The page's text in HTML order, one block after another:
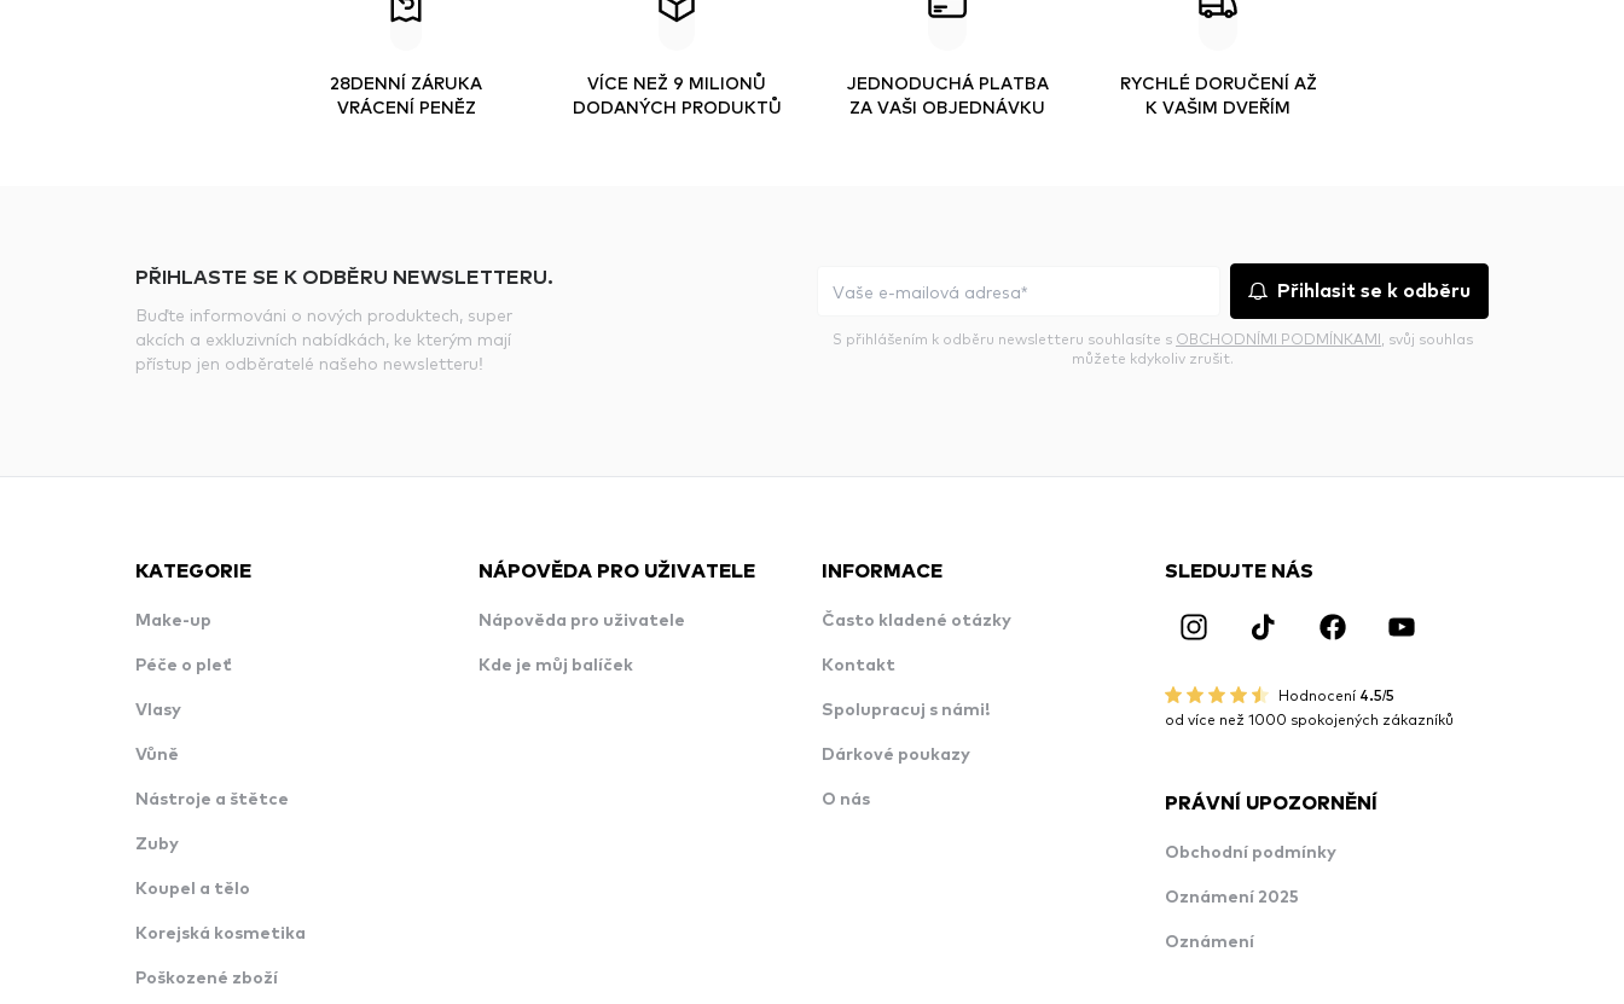
28DENNÍ ZÁRUKA
VRÁCENÍ PENĚZ
VÍCE NEŽ 9 MILIONŮ
DODANÝCH PRODUKTŮ
JEDNODUCHÁ PLATBA
ZA VAŠI OBJEDNÁVKU
RYCHLÉ DORUČENÍ AŽ
K VAŠIM DVEŘÍM
PŘIHLASTE SE K ODBĚRU NEWSLETTERU.
Buďte informováni o nových produktech, super
akcích a exkluzivních nabídkách, ke kterým mají
přístup jen odběratelé našeho newsletteru!
Přihlasit se k odběru
S přihlášením k odběru newsletteru souhlasíte s OBCHODNÍMI PODMÍNKAMI , svůj souhlas
můžete kdykoliv zrušit.
KATEGORIE
Make-up
Péče o pleť
Vlasy
Vůně
Nástroje a štětce
Zuby
Koupel a tělo
Korejská kosmetika
Poškozené zboží
NÁPOVĚDA PRO UŽIVATELE
Nápověda pro uživatele
Kde je můj balíček
INFORMACE
Často kladené otázky
Kontakt
Spolupracuj s námi!
Dárkové poukazy
O nás
SLEDUJTE NÁS
Hodnocení 4.5/5
od více než 1000 spokojených zákazníků
PRÁVNÍ UPOZORNĚNÍ
Obchodní podmínky
Oznámení 2025
Oznámení